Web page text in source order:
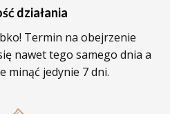
działania
Termin na obejrzenie
nawet tego samego dnia a
minąć jedynie 7 dni.